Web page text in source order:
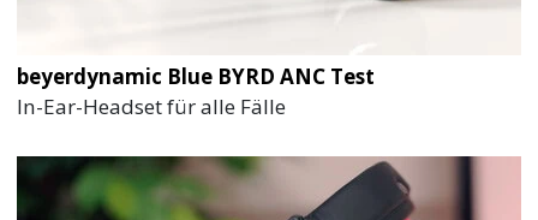
beyerdynamic Blue BYRD ANC Test
In-Ear-Headset für alle Fälle